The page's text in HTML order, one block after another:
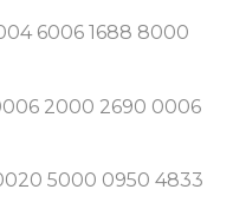
1688 8000
2000 2690 0006
5000 0950 4833